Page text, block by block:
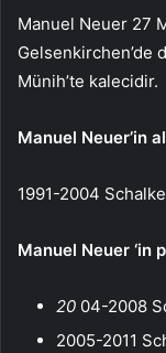
Manuel Neuer 27
Gelsenkirchen’de
Münih’te kalecidir.
Manuel Neuer’in
1991-2004
Manuel Neuer ‘in
20 04-2008
2005-2011